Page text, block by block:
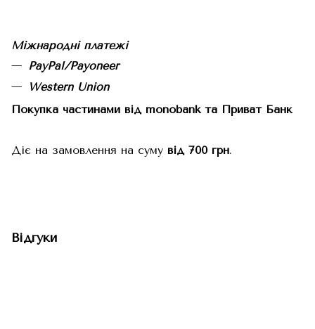
Міжнародні платежі
PayPal/Payoneer
Western Union
Покупка частинами від monobank та Приват Банк
Діє на замовлення на суму від 700 грн.
Відгуки